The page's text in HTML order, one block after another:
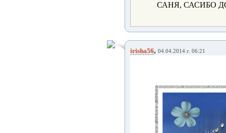
САНЯ, САСИБО
irisha56, 04.04.2014 г. 06:21